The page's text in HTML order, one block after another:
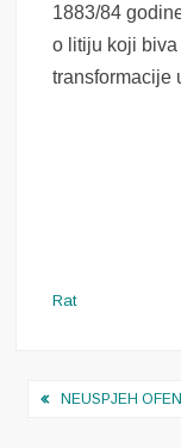
1883/84
o litiju koji
transformacije
Rat
Navigacija
NEUSPJEH